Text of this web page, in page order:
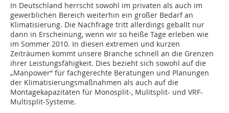
In Deutschland herrscht sowohl im privaten als auch im
gewerblichen Bereich weiterhin ein großer Bedarf an
Klimatisierung. Die Nachfrage tritt allerdings geballt nur
dann in Erscheinung, wenn wir so heiße Tage erleben wie
im Sommer 2010. In diesen extremen und kurzen
Zeiträumen kommt unsere Branche schnell an die Grenzen
ihrer Leistungsfähigkeit. Dies bezieht sich sowohl auf die
„Manpower“ für fachgerechte Beratungen und Planungen
der Klimatisierungsmaßnahmen als auch auf die
Montagekapazitäten für Monosplit-, Mulitsplit- und VRF-
Multisplit-Systeme.